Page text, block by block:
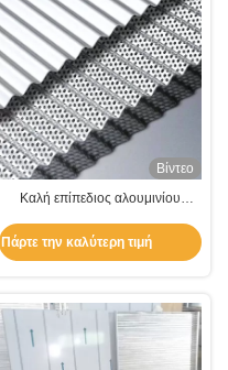
Βίντεο
Καλή επίπεδιος αλουμινίου
αντοχή
Πάρτε την καλύτερη τιμή